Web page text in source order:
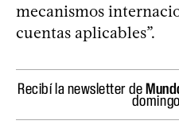
mecanismos
cuentas aplicables”.
Recibí la newsletter de